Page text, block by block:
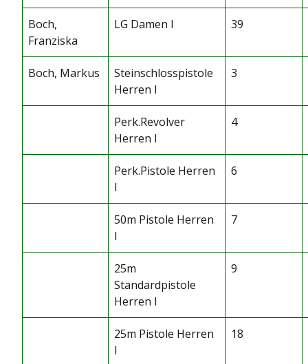
Boch,
Franziska
LG Damen I 39
Boch, Markus
Steinschlosspistole
Herren I
3
Perk.Revolver
Herren I
4
Perk.Pistole Herren
I
6
50m Pistole Herren
I
7
25m
Standardpistole
Herren I
9
25m Pistole Herren
I
18